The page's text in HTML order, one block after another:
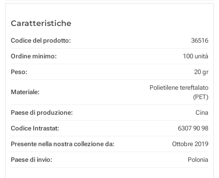
Caratteristiche
Codice del prodotto: 36516
Ordine minimo: 100 unità
Peso: 20 gr
Materiale:
Polietilene tereftalato
(PET)
Paese di produzione: Cina
Codice Intrastat: 6307 90 98
Presente nella nostra collezione da: Ottobre 2019
Paese di invio: Polonia